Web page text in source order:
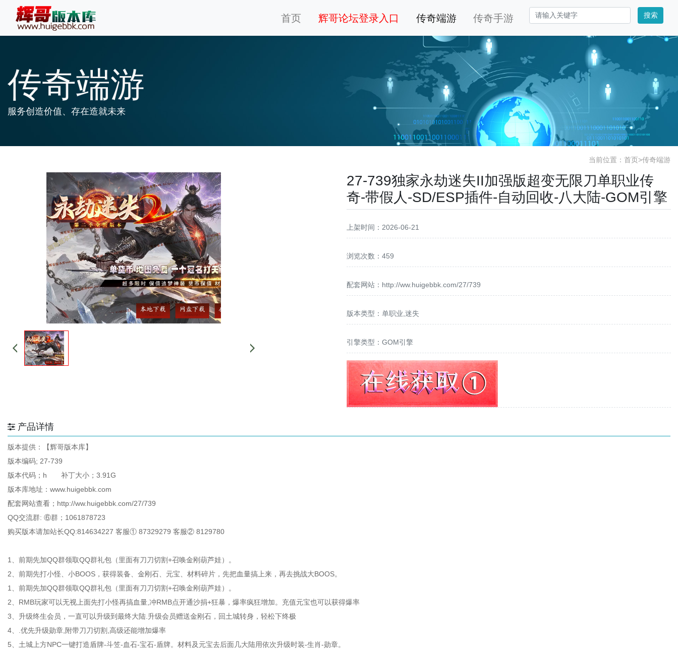
首页 辉哥论坛登录入口 传奇端游 传奇手游 搜索
传奇端游
服务创造价值、存在造就未来
当前位置： 首页>传奇端游
27-739独家永劫迷失II加强版超变无限刀单职业传
奇-带假人-SD/ESP插件-自动回收-八大陆-GOM引擎
上架时间：2026-06-21
浏览次数：459
配套网站： http://ww.huigebbk.com/27/739
版本类型：单职业,迷失
引擎类型：GOM引擎
产品详情
版本提供：【辉哥版本库】
版本编码; 27-739
版本代码；h 补丁大小；3.91G
版本库地址：www.huigebbk.com
配套网站查看；http://ww.huigebbk.com/27/739
QQ交流群: ⑥群；1061878723
购买版本请加站长QQ:814634227 客服① 87329279 客服② 8129780
1、前期先加QQ群领取QQ群礼包（里面有刀刀切割+召唤金刚葫芦娃）。
2、前期先打小怪、小BOOS，获得装备、金刚石、元宝、材料碎片，先把血量搞上来，再去挑战大BOOS。
1、前期先加QQ群领取QQ群礼包（里面有刀刀切割+召唤金刚葫芦娃）。
2、RMB玩家可以无视上面先打小怪再搞血量,冲RMB点开通沙捐+狂暴，爆率疯狂增加。充值元宝也可以获得爆率
3、升级终生会员，一直可以升级到最终大陆.升级会员赠送金刚石，回土城转身，轻松下终极
4、.优先升级勋章,附带刀刀切割,高级还能增加爆率
5、土城上方NPC一键打造盾牌-斗笠-血石-宝石-盾牌。材料及元宝去后面几大陆用依次升级时装-生肖-勋章。